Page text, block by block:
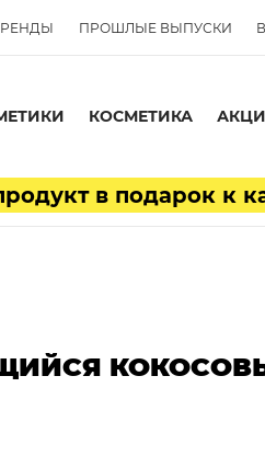
ПРОШЛЫЕ ВЫПУСКИ
КОСМЕТИКА
в подарок к